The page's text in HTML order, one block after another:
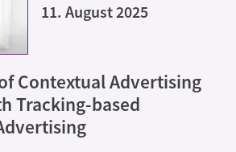
11. August 2025
Contextual Advertising
Tracking-based